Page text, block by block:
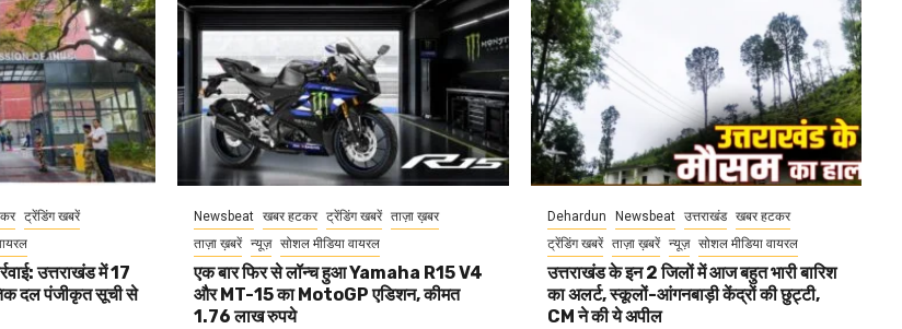
ट्रेंडिंग खबरें
उत्तराखंड में 17
दल पंजीकृत सूची से
Newsbeat खबर हटकर ट्रेंडिंग खबरें ताज़ा ख़बर
ताज़ा ख़बरें न्यूज़ सोशल मीडिया वायरल
एक बार फिर से लॉन्च हुआ Yamaha R15 V4
और MT-15 का MotoGP एडिशन, कीमत
1.76 लाख रुपये
Dehardun Newsbeat उत्तराखंड
खबर हटकर
ट्रेंडिंग खबरें
ताज़ा ख़बरें न्यूज़ सोशल मीडिया वायरल
उत्तराखंड के इन 2 जिलों में आज बहुत भारी बारिश
का अलर्ट, स्कूलों-आंगनबाड़ी केंद्रों की छुट्टी,
CM ने की ये अपील